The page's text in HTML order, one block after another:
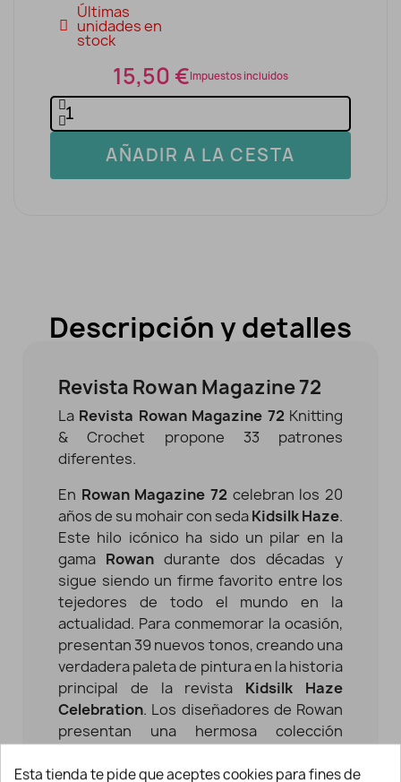
Últimas
unidades en
stock
15,50 €Impuestos incluidos
AÑADIR A LA CESTA
Descripción y detalles
Revista Rowan Magazine 72
La Revista Rowan Magazine 72 Knitting
& Crochet propone 33 patrones
diferentes.
En Rowan Magazine 72 celebran los 20
años de su mohair con sedaKidsilk Haze.
Este hilo icónico ha sido un pilar en la
gama Rowan durante dos décadas y
sigue siendo un firme favorito entre los
tejedores de todo el mundo en la
actualidad. Para conmemorar la ocasión,
presentan 39 nuevos tonos, creando una
verdadera paleta de pintura en la historia
principal de la revista Kidsilk Haze
Celebration. Los diseñadores de Rowan
presentan una hermosa colección
Esta tienda te pide que aceptes cookies para fines de